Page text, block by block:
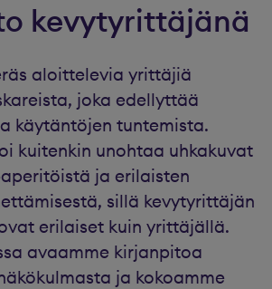
kevytyrittäjänä
aloittelevia yrittäjiä
joka edellyttää
käytäntöjen tuntemista.
kuitenkin unohtaa uhkakuvat
ja erilaisten
sillä kevytyrittäjän
erilaiset kuin yrittäjällä.
avaamme kirjanpitoa
ja kokoamme